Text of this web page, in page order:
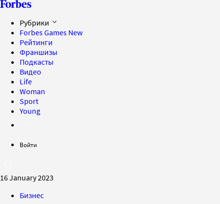
Рубрики
Forbes Games New
Рейтинги
Франшизы
Подкасты
Видео
Life
Woman
Sport
Young
Войти
16 January 2023
Бизнес